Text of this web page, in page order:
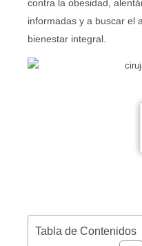
contra la obesidad,
informadas y a buscar el
bienestar integral.
Tabla de Contenidos